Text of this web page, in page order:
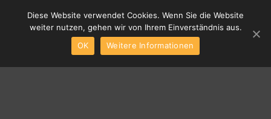
Diese Website verwendet Cookies. Wenn Sie die Website
weiter nutzen, gehen wir von Ihrem Einverständnis aus.
OK
Weitere Informationen